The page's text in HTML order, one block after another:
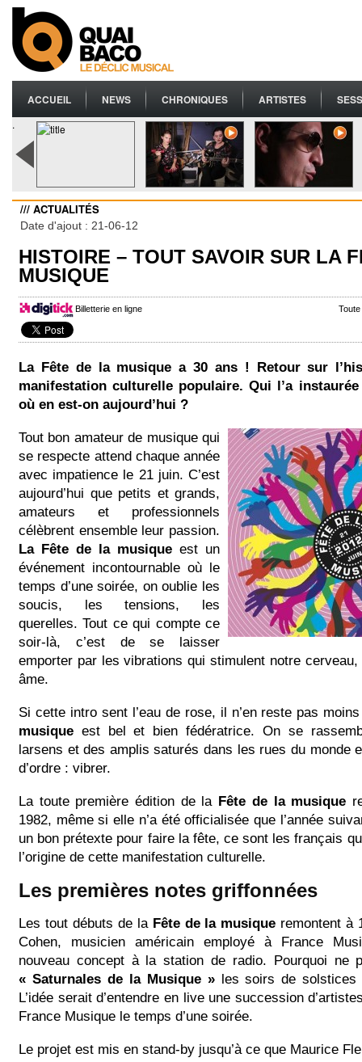
ACCUEIL NEWS CHRONIQUES ARTISTES
.
/// ACTUALITÉS
Date d'ajout : 21-06-12
HISTOIRE – TOUT SAVOIR SUR LA
MUSIQUE
Billetterie en ligne
La Fête de la musique a 30 ans ! Retour sur
manifestation culturelle populaire. Qui l’a
où en est-on aujourd’hui ?
Tout bon amateur de musique qui
se respecte attend chaque année
avec impatience le 21 juin. C’est
aujourd’hui que petits et grands,
amateurs et professionnels
célèbrent ensemble leur passion.
La Fête de la musique est un
événement incontournable où le
temps d’une soirée, on oublie les
soucis, les tensions, les
querelles. Tout ce qui compte ce
soir-là, c’est de se laisser
emporter par les vibrations qui stimulent notre
âme.
Si cette intro sent l’eau de rose, il n’en reste pas
musique est bel et bien fédératrice. On se
larsens et des amplis saturés dans les rues du monde
d’ordre : vibrer.
La toute première édition de la Fête de la musique
1982, même si elle n’a été officialisée que l’année
un bon prétexte pour faire la fête, ce sont les français
l’origine de cette manifestation culturelle.
Les premières notes griffonnées
Les tout débuts de la Fête de la musique remontent à
Cohen, musicien américain employé à France
nouveau concept à la station de radio. Pourquoi ne
« Saturnales de la Musique »les soirs de solstices
L’idée serait d’entendre en live une succession
France Musique le temps d’une soirée.
Le projet est mis en stand-by jusqu’à ce que Maurice